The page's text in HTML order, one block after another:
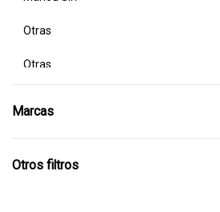
Otras
Otras
Marcas
Otros filtros